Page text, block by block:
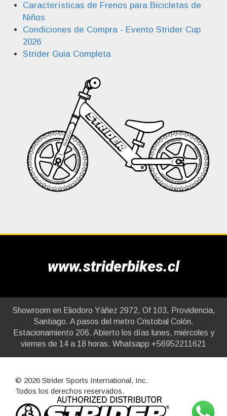
Características de Frenos para Bicicletas de
Niños
Condiciones de Compra - Evento Strider Cup
2026
Strider Guia Completa
www.striderbikes.cl
Showroom en Eliodoro Yáñez 2972, Of 103, Providencia,
Santiago. A pasos del metro Cristobal Colón.
Estacionamiento 206. Abierto los días lunes, miércoles y
viernes de 14 a 18 horas. Whatsapp +56952211621
© 2026 Strider Sports International, Inc.
Todos los derechos reservados.